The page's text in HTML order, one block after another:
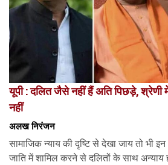
यूपी : दलित जैसे नहीं हैं अति पिछड़े, श्रेणी
नहीं
अलख निरंजन
सामाजिक न्याय की दृष्टि से देखा जाय तो भी
जाति में शामिल करने से दलितों के साथ अन्याय